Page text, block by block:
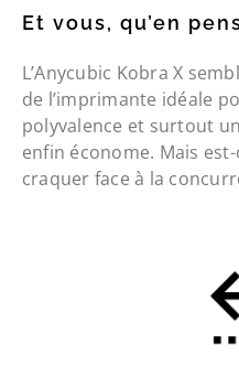
Et vous, qu’en
L’Anycubic Kobra X
de l’imprimante idéale
polyvalence et surtout
enfin économe. Mais
craquer face à la